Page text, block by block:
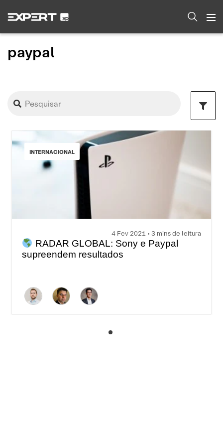
paypal
INTERNACIONAL
4 Fev 2021 • 3 mins de leitura
RADAR GLOBAL: Sony e Paypal
supreendem resultados